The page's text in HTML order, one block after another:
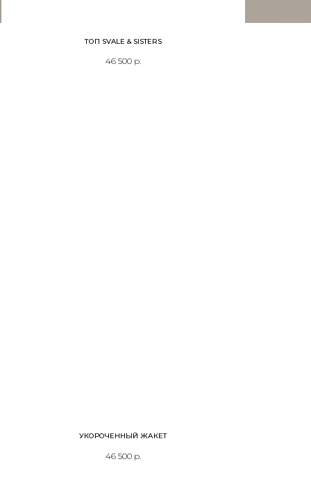
ТОП SVALE & SISTERS
46 500 р.
УКОРОЧЕННЫЙ ЖАКЕТ
46 500 р.